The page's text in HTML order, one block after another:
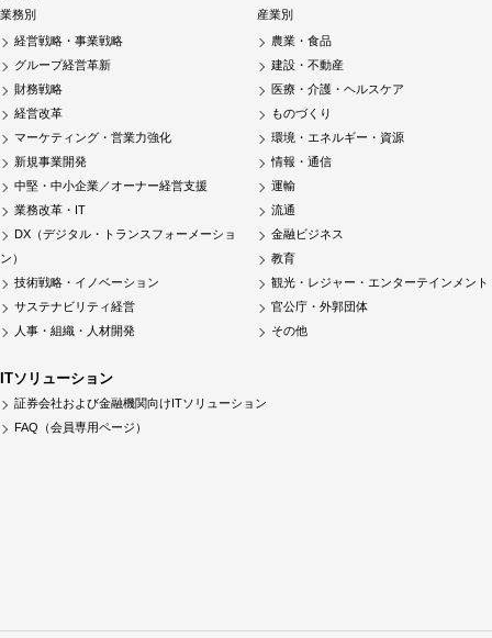
業務別
経営戦略・事業戦略
グループ経営革新
財務戦略
経営改革
マーケティング・営業力強化
新規事業開発
中堅・中小企業／オーナー経営支援
業務改革・IT
DX（デジタル・トランスフォーメーショ
ン）
技術戦略・イノベーション
サステナビリティ経営
人事・組織・人材開発
産業別
農業・食品
建設・不動産
医療・介護・ヘルスケア
ものづくり
環境・エネルギー・資源
情報・通信
運輸
流通
金融ビジネス
教育
観光・レジャー・エンターテインメント
官公庁・外郭団体
その他
ITソリューション
証券会社および金融機関向けITソリューション
FAQ（会員専用ページ）